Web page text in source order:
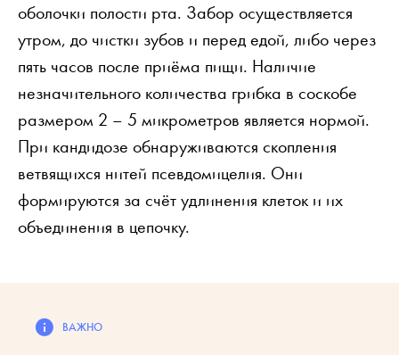
оболочки полости рта. Забор осуществляется
утром, до чистки зубов и перед едой, либо через
пять часов после приёма пищи. Наличие
незначительного количества грибка в соскобе
размером 2 – 5 микрометров является нормой.
При кандидозе обнаруживаются скопления
ветвящихся нитей псевдомицелия. Они
формируются за счёт удлинения клеток и их
объединения в цепочку.